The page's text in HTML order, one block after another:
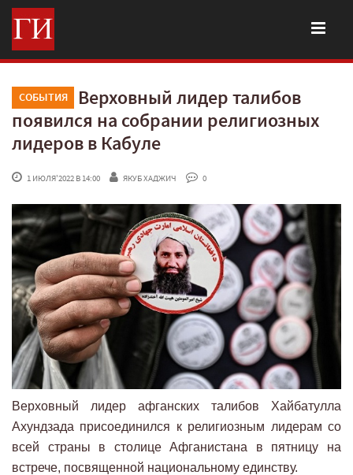
СОБЫТИЯ
Верховный лидер талибов
появился на собрании религиозных
лидеров в Кабуле
1 ИЮЛЯ'2022 В 14:00 ЯКУБ ХАДЖИЧ 0
Верховный лидер афганских талибов Хайбатулла
Ахундзада присоединился к религиозным лидерам со
всей страны в столице Афганистана в пятницу на
встрече, посвященной национальному единству.